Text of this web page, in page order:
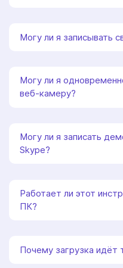
Могу ли я записывать
Могу ли я
веб‑камеру?
Могу ли я записать
Skype?
Работает ли этот
ПК?
Почему загрузка идёт